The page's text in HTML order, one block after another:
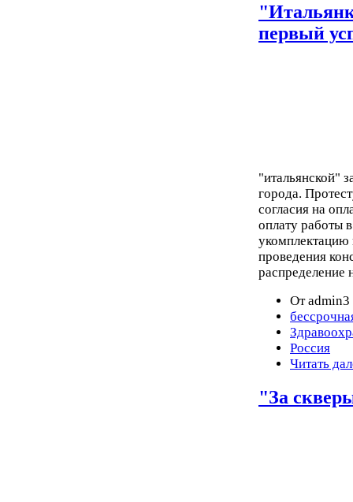
первый
"итальянской"
города.
согласия на
оплату работы
укомплектацию
проведения
распределение
От
Россия
Читать
"За